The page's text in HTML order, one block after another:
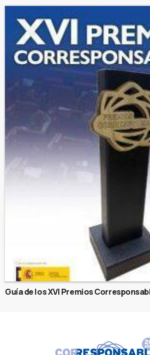
Guía de los XVI Premios